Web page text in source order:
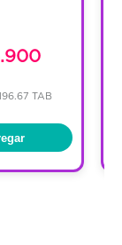
TAB